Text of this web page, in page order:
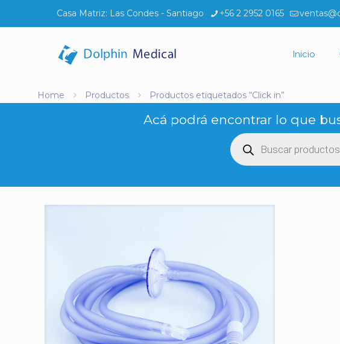
Casa Matriz: Las Condes - Santiago +56 2 2952 0165
Inicio
Home Productos Productos etiquetados “Click in”
Acá podrá encontrar lo que
Búsqueda
de
productos